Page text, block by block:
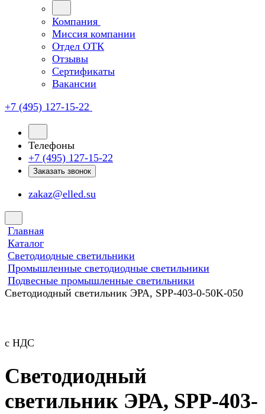
Компания
Миссия компании
Отдел ОТК
Отзывы
Сертификаты
Вакансии
+7 (495) 127-15-22
Телефоны
+7 (495) 127-15-22
Заказать звонок
zakaz@elled.su
Главная
Каталог
Светодиодные светильники
Промышленные светодиодные светильники
Подвесные промышленные светильники
Светодиодный светильник ЭРА, SPP-403-0-50K-050
с НДС
Светодиодный
светильник ЭРА, SPP-403-